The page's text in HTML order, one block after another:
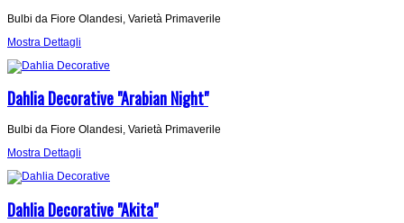
Bulbi da Fiore Olandesi, Varietà Primaverile
Mostra Dettagli
Dahlia Decorative "Arabian Night"
Bulbi da Fiore Olandesi, Varietà Primaverile
Mostra Dettagli
Dahlia Decorative "Akita"